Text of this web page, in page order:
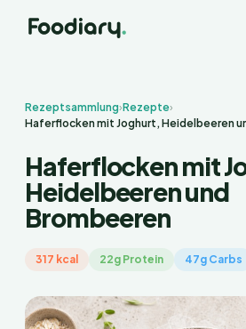
Rezeptsammlung›Rezepte›
Haferflocken mit Joghurt, Heidelbeeren
Haferflocken mit
Heidelbeeren und
Brombeeren
317 kcal 22g Protein 47g Carbs